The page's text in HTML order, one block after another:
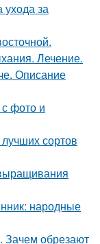
за
Лечение.
Описание
фото и
сортов
народные
Зачем обрезают